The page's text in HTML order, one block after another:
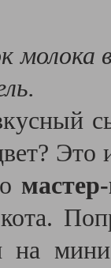
на